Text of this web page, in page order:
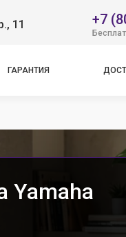
11 +7
ГАРАНТИЯ
Yamaha